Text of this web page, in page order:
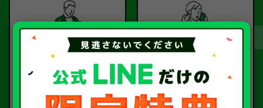
ご依頼
お電話または査定フォー
ご依頼ください。
査定
査定のプロが
お電話で回答いたしま
す。